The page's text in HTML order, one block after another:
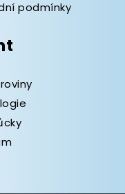
podmínky